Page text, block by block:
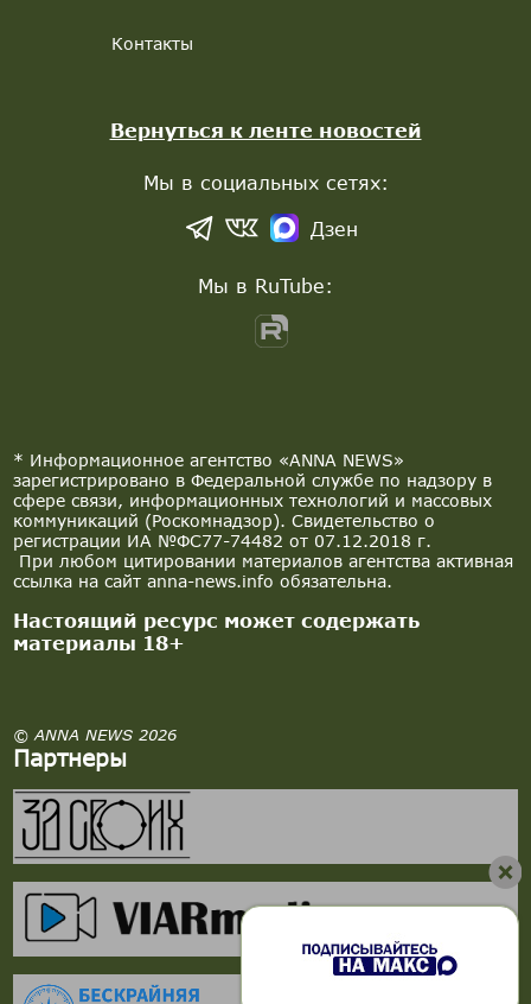
* Информационное агентство «ANNA NEWS»
зарегистрировано в Федеральной службе по надзору в
сфере связи, информационных технологий и массовых
коммуникаций (Роскомнадзор). Свидетельство о
регистрации ИА №ФС77-74482 от 07.12.2018 г.
При любом цитировании материалов агентства активная
ссылка на сайт anna-news.info обязательна.
Настоящий ресурс может содержать
материалы 18+
© ANNA NEWS 2026
Партнеры
Контакты
Вернуться к ленте новостей
Мы в социальных сетях:
Дзен
Мы в RuTube: